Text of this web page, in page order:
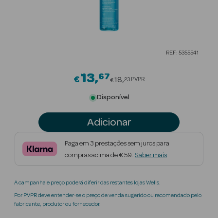
Beauty Season
Nutricosmética
Perfumes
Beauty Season
REF: 5355541
€13 67Price reduced from
€18 23 PVPR
Disponível
Adicionar
Paga em 3 prestações sem juros para
compras acima de € 59. Saber mais
A campanha e preço poderá diferir das restantes lojas Wells.
Por PVPR deve entender-se o preço de venda sugerido ou recomendado pelo
fabricante, produtor ou fornecedor.